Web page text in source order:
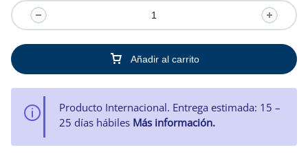
Añadir al carrito
Producto Internacional. Entrega estimada: 15 –
25 días hábiles Más información.